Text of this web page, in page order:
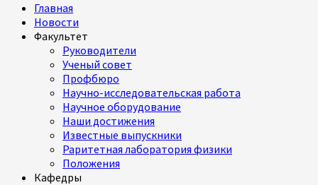
Главная
Новости
Факультет
Руководители
Ученый совет
Профбюро
Научно-исследовательская работа
Научное оборудование
Наши достижения
Известные выпускники
Раритетная лаборатория физики
Положения
Кафедры